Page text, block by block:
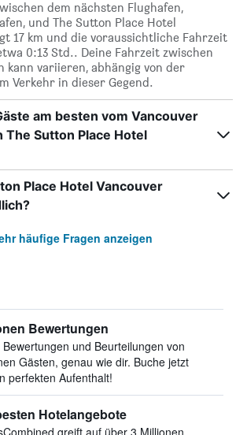
dem nächsten Flughafen,
und The Sutton Place Hotel
17 km und die voraussichtliche Fahrzeit
0:13 Std.. Deine Fahrzeit zwischen
kann variieren, abhängig von der
Verkehr in dieser Gegend.
am besten vom Vancouver
The Sutton Place Hotel
Place Hotel Vancouver
häufige Fragen anzeigen
Bewertungen
Bewertungen und Beurteilungen von
Gästen, genau wie dir. Buche jetzt
perfekten Aufenthalt!
Hotelangebote
greift auf über 3 Millionen